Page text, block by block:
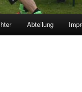
Abteilung